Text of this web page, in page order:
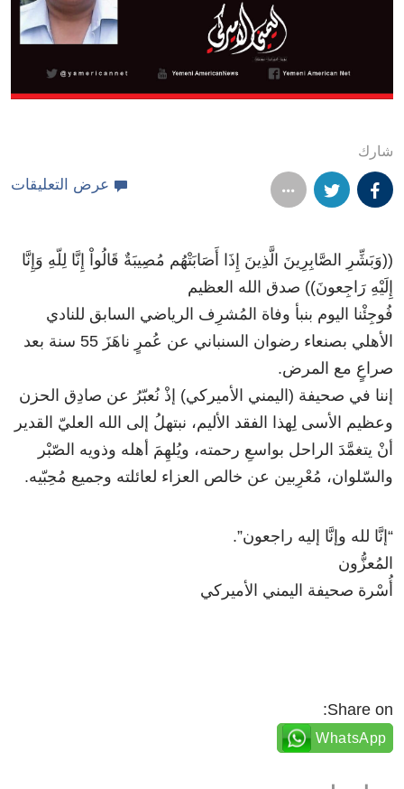
شارك
عرض التعليقات
((وَبَشِّرِ الصَّابِرِينَ الَّذِينَ إِذَا أَصَابَتْهُم مُصِيبَةٌ قَالُواْ إِنَّا لِلّهِ وَإِنَّا
إِلَيْهِ رَاجِعونَ)) صدق الله العظيم
فُوجِئْنا اليوم بنبأ وفاة المُشرِف الرياضي السابق للنادي
الأهلي بصنعاء رضوان السنباني عن عُمرٍ ناهَزَ 55 سنة بعد
صراعٍ مع المرض.
إننا في صحيفة (اليمني الأميركي) إذْ نُعبّرُ عن صادِق الحزن
وعظيم الأسى لِهذا الفقد الأليم، نبتهلُ إلى الله العليّ القدير
أنْ يتغمَّدَ الراحل بواسعِ رحمته، ويُلهِمَ أهله وذويه الصّبْر
والسّلوان، مُعْرِبين عن خالص العزاء لعائلته وجميع مُحِبّيه.
“إنَّا لله وإنَّا إليه راجعون”.
المُعزُّون
أُسْرة صحيفة اليمني الأميركي
Share on:
WhatsApp